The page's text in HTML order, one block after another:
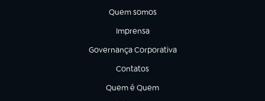
Quem somos
(abre em nova aba)
Imprensa
(abre em nova aba)
Governança Corporativa
(abre em nova aba)
Contatos
(abre em nova aba)
Quem é Quem
(abre em nova aba)